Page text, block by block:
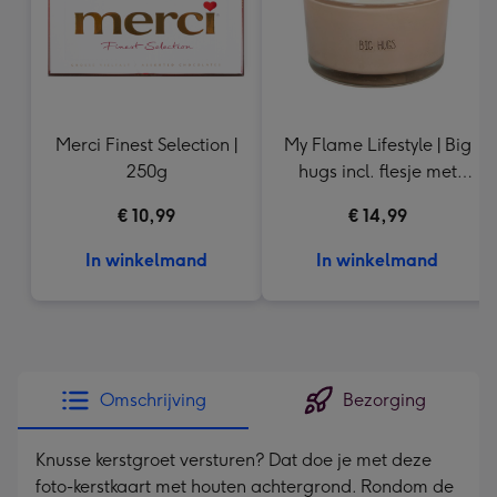
Merci Finest Selection |
250g
€ 10,99
In winkelmand
My Flame Lifestyle | Big
hugs incl. flesje met
€ 14,99
In winkelmand
Omschrijving Bezorging
Knusse kerstgroet versturen? Dat doe je met deze
foto-kerstkaart met houten achtergrond. Rondom de